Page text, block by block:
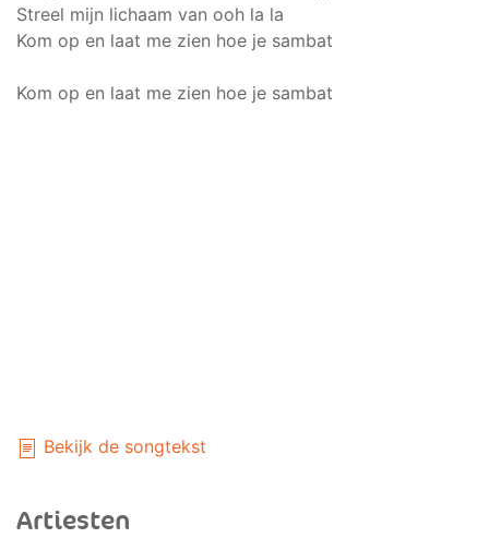
Streel mijn lichaam van ooh la la
Kom op en laat me zien hoe je sambat
Kom op en laat me zien hoe je sambat
Bekijk de songtekst
Artiesten